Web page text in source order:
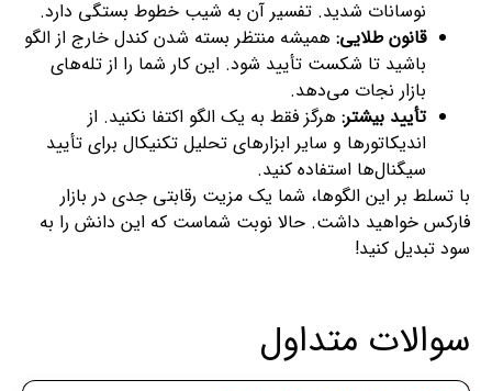
نوسانات شدید. تفسیر آن به شیب خطوط بستگی دارد.
قانون طلایی: همیشه منتظر بسته شدن کندل خارج از الگو
باشید تا شکست تأیید شود. این کار شما را از تله‌های
بازار نجات می‌دهد.
تأیید بیشتر: هرگز فقط به یک الگو اکتفا نکنید. از
اندیکاتورها و سایر ابزارهای تحلیل تکنیکال برای تأیید
سیگنال‌ها استفاده کنید.
با تسلط بر این الگوها، شما یک مزیت رقابتی جدی در بازار
فارکس خواهید داشت. حالا نوبت شماست که این دانش را به
سود تبدیل کنید!
سوالات متداول